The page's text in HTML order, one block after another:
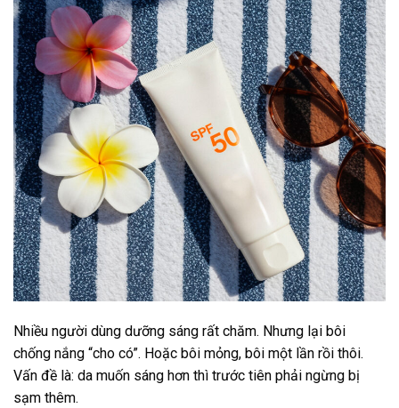
Nhiều người dùng dưỡng sáng rất chăm. Nhưng lại bôi
chống nắng “cho có”. Hoặc bôi mỏng, bôi một lần rồi thôi.
Vấn đề là: da muốn sáng hơn thì trước tiên phải ngừng bị
sạm thêm.